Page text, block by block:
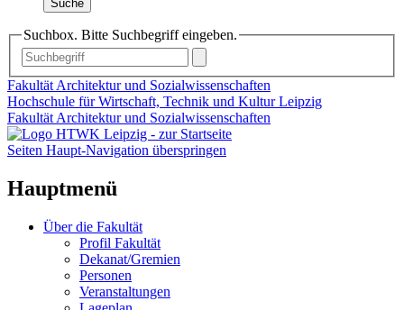
Suche
Suchbox. Bitte Suchbegriff eingeben.
Fakultät Architektur und Sozialwissenschaften
Hochschule für Wirtschaft, Technik und Kultur Leipzig
Fakultät Architektur und Sozialwissenschaften
Seiten Haupt-Navigation überspringen
Hauptmenü
Über die Fakultät
Profil Fakultät
Dekanat/Gremien
Personen
Veranstaltungen